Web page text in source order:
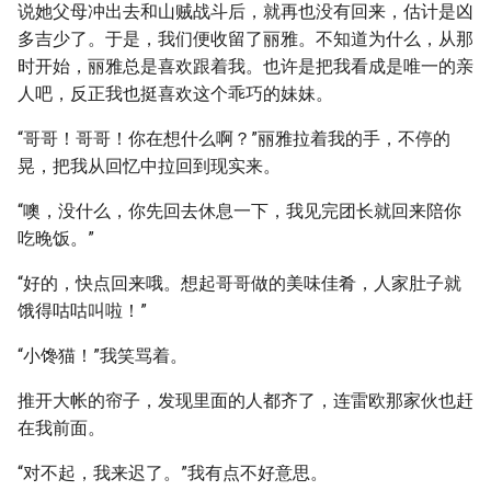
说她父母冲出去和山贼战斗后，就再也没有回来，估计是凶
多吉少了。于是，我们便收留了丽雅。不知道为什么，从那
时开始，丽雅总是喜欢跟着我。也许是把我看成是唯一的亲
人吧，反正我也挺喜欢这个乖巧的妹妹。
“哥哥！哥哥！你在想什么啊？”丽雅拉着我的手，不停的
晃，把我从回忆中拉回到现实来。
“噢，没什么，你先回去休息一下，我见完团长就回来陪你
吃晚饭。”
“好的，快点回来哦。想起哥哥做的美味佳肴，人家肚子就
饿得咕咕叫啦！”
“小馋猫！”我笑骂着。
推开大帐的帘子，发现里面的人都齐了，连雷欧那家伙也赶
在我前面。
“对不起，我来迟了。”我有点不好意思。